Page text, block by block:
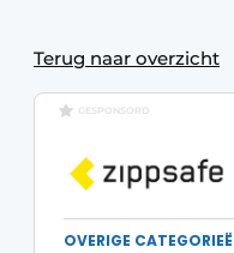
Evenement
Jaarboek
Meest gelezen
Productinformatie
Evenementen
Ziekenhuizen
Terug naar overzicht
GESPONSORD
OVERIGE